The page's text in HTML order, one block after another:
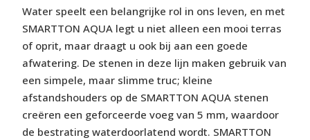
Water speelt een belangrijke rol in ons leven, en met
SMARTTON AQUA legt u niet alleen een mooi terras
of oprit, maar draagt u ook bij aan een goede
afwatering. De stenen in deze lijn maken gebruik van
een simpele, maar slimme truc; kleine
afstandshouders op de SMARTTON AQUA stenen
creëren een geforceerde voeg van 5 mm, waardoor
de bestrating waterdoorlatend wordt. SMARTTON